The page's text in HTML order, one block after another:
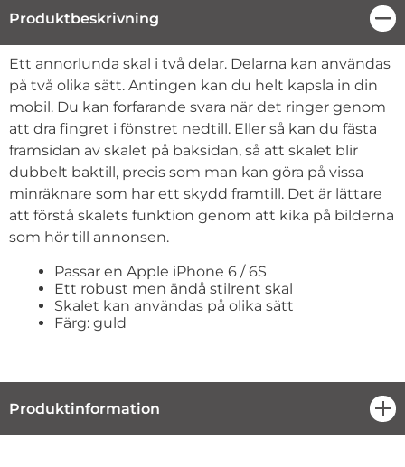
Produktbeskrivning
Produktbeskrivning
Ett annorlunda skal i två delar. Delarna kan användas
på två olika sätt. Antingen kan du helt kapsla in din
mobil. Du kan forfarande svara när det ringer genom
att dra fingret i fönstret nedtill. Eller så kan du fästa
framsidan av skalet på baksidan, så att skalet blir
dubbelt baktill, precis som man kan göra på vissa
minräknare som har ett skydd framtill. Det är lättare
att förstå skalets funktion genom att kika på bilderna
som hör till annonsen.
Passar en Apple iPhone 6 / 6S
Ett robust men ändå stilrent skal
Skalet kan användas på olika sätt
Färg: guld
Produktinformation